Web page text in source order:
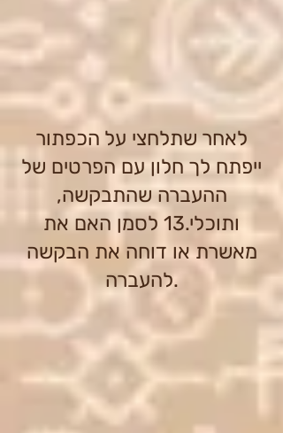
לאחר שתלחצי על הכפתור
ייפתח לך חלון עם הפרטים של
ההעברה שהתבקשה,
ותוכלי.13 לסמן האם את
מאשרת או דוחה את הבקשה
להעברה.